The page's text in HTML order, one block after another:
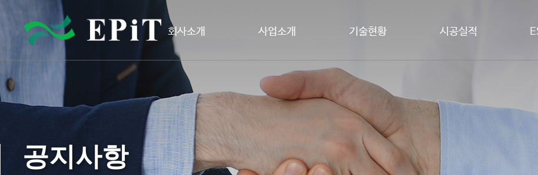
회사소개 사업소개 기술현황 시공실적
공지사항